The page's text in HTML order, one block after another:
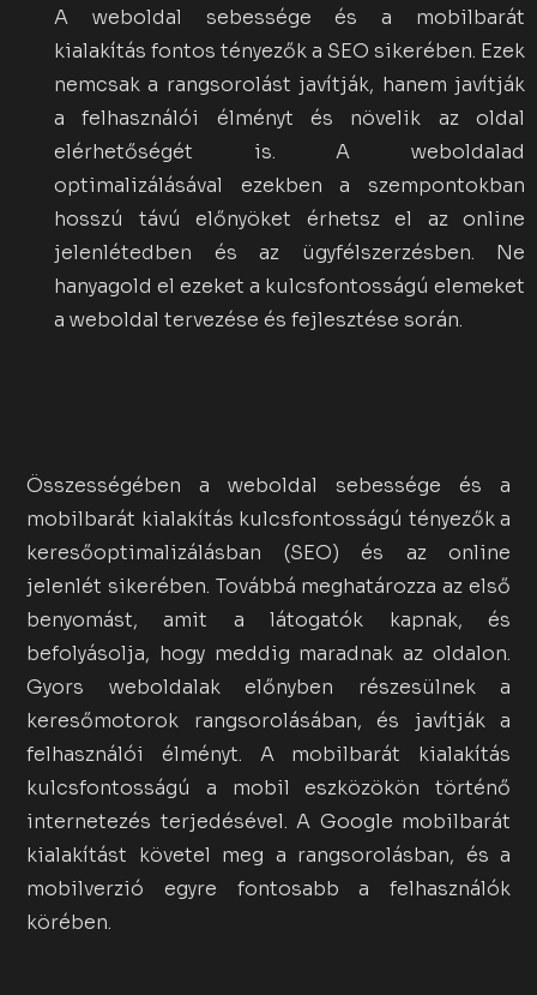
A weboldal sebessége és a mobilbarát
kialakítás fontos tényezők a SEO sikerében. Ezek
nemcsak a rangsorolást javítják, hanem javítják
a felhasználói élményt és növelik az oldal
elérhetőségét is. A weboldalad
optimalizálásával ezekben a szempontokban
hosszú távú előnyöket érhetsz el az online
jelenlétedben és az ügyfélszerzésben. Ne
hanyagold el ezeket a kulcsfontosságú elemeket
a weboldal tervezése és fejlesztése során.
Összességében a weboldal sebessége és a
mobilbarát kialakítás kulcsfontosságú tényezők a
keresőoptimalizálásban (SEO) és az online
jelenlét sikerében. Továbbá meghatározza az első
benyomást, amit a látogatók kapnak, és
befolyásolja, hogy meddig maradnak az oldalon.
Gyors weboldalak előnyben részesülnek a
keresőmotorok rangsorolásában, és javítják a
felhasználói élményt. A mobilbarát kialakítás
kulcsfontosságú a mobil eszközökön történő
internetezés terjedésével. A Google mobilbarát
kialakítást követel meg a rangsorolásban, és a
mobilverzió egyre fontosabb a felhasználók
körében.